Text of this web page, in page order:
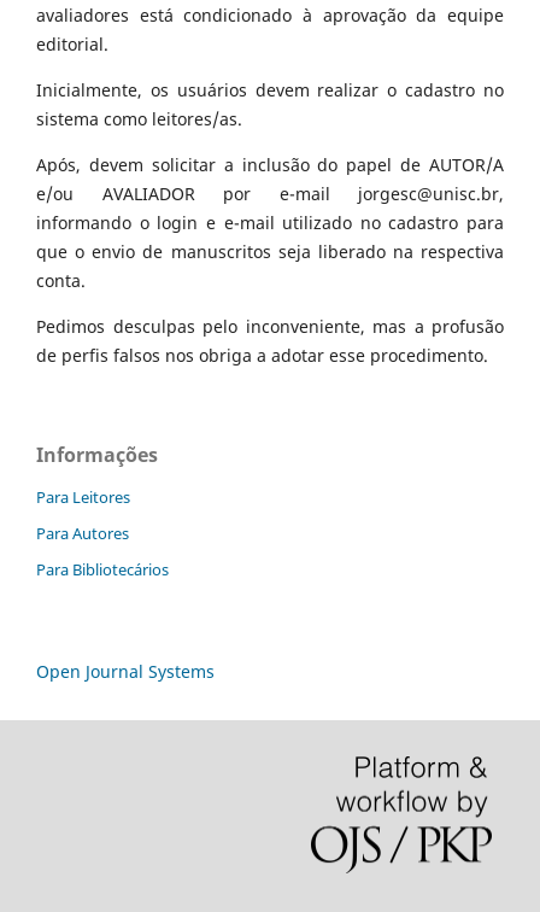
avaliadores está condicionado à aprovação da equipe
editorial.
Inicialmente, os usuários devem realizar o cadastro no
sistema como leitores/as.
Após, devem solicitar a inclusão do papel de AUTOR/A
e/ou AVALIADOR por e-mail jorgesc@unisc.br,
informando o login e e-mail utilizado no cadastro para
que o envio de manuscritos seja liberado na respectiva
conta.
Pedimos desculpas pelo inconveniente, mas a profusão
de perfis falsos nos obriga a adotar esse procedimento.
Informações
Para Leitores
Para Autores
Para Bibliotecários
Open Journal Systems